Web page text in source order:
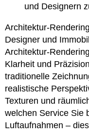
und Designern
Architektur-
Designer und
Architektur-
Klarheit und
traditionelle
realistische
Texturen und
welchen Service Sie
Luftaufnahmen –